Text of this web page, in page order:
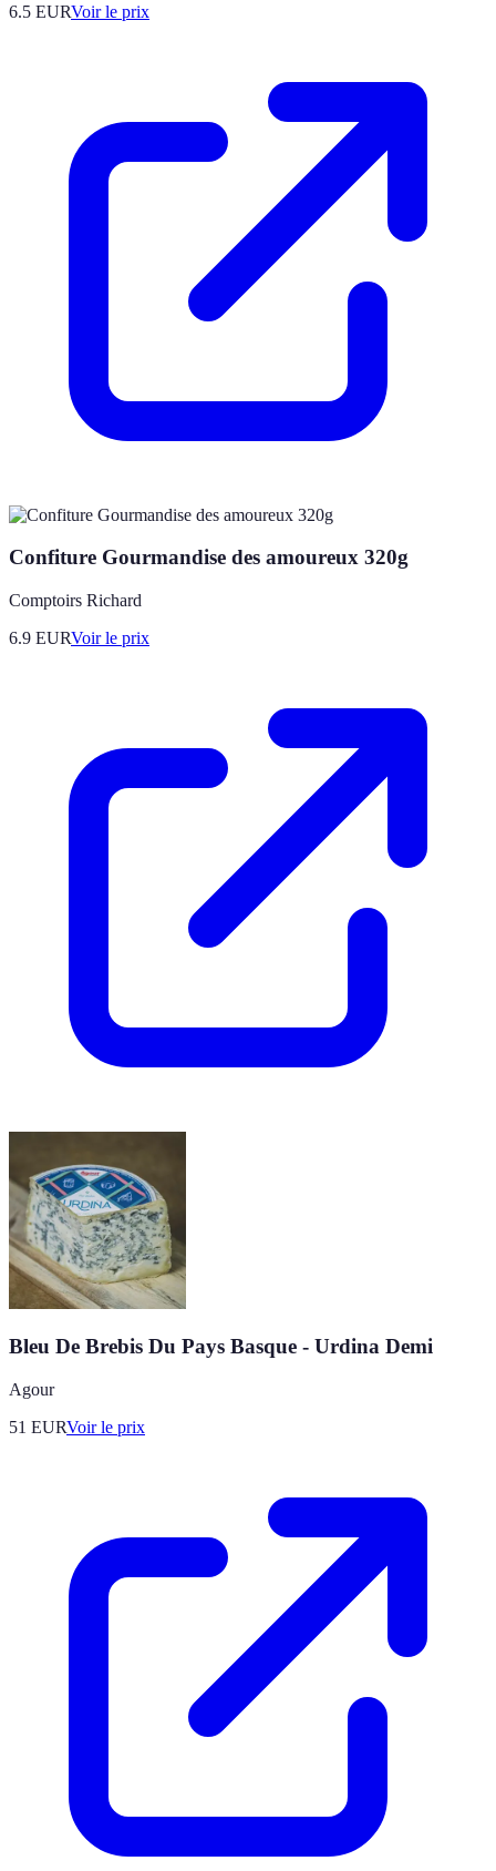
6.5 EURVoir le prix
Confiture Gourmandise des amoureux 320g
Comptoirs Richard
6.9 EURVoir le prix
Bleu De Brebis Du Pays Basque - Urdina Demi
Agour
51 EURVoir le prix